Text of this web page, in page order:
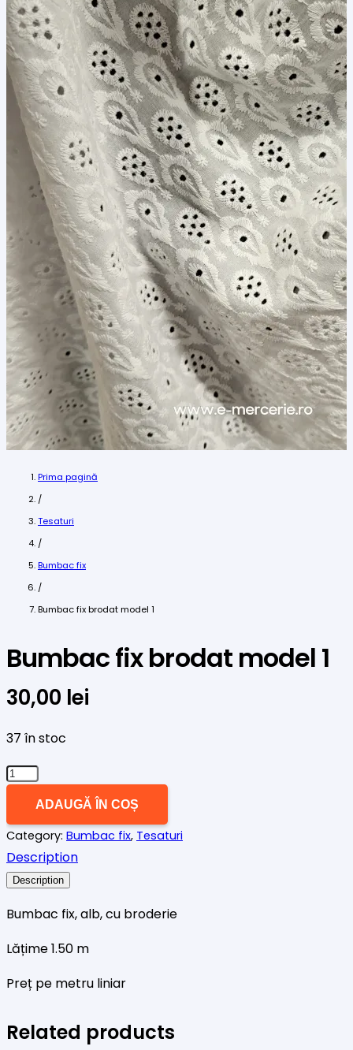
Prima pagină
/
Tesaturi
/
Bumbac fix
/
Bumbac fix brodat model 1
Bumbac fix brodat model 1
30,00 lei
37 în stoc
Cantitate
brodat
model
1
ADAUGĂ ÎN COȘ
Category: Bumbac fix, Tesaturi
Description
Description
Bumbac fix, alb, cu broderie
Lățime 1.50 m
Preț pe metru liniar
Related products